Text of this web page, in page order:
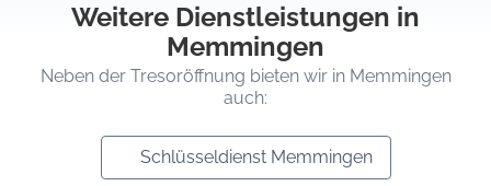
Weitere Dienstleistungen in
Memmingen
Neben der Tresoröffnung bieten wir in Memmingen
auch:
Schlüsseldienst Memmingen